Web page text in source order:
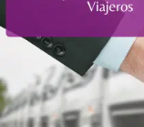
4/06/2026 por